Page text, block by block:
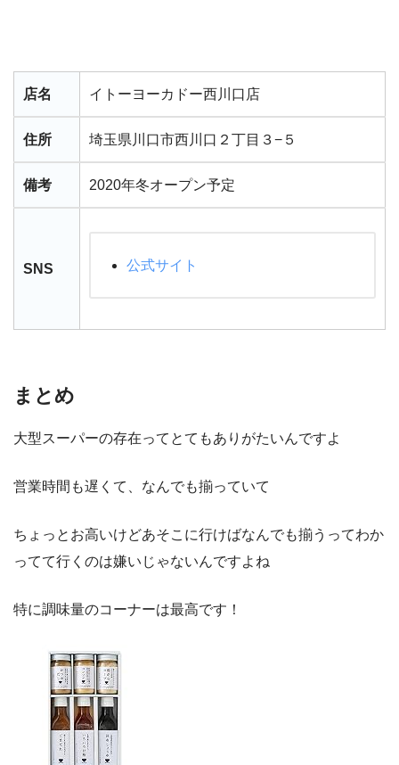
店名 イトーヨーカドー西川口店
住所 埼玉県川口市西川口２丁目３−５
備考 2020年冬オープン予定
SNS 公式サイト
まとめ
大型スーパーの存在ってとてもありがたいんですよ
営業時間も遅くて、なんでも揃っていて
ちょっとお高いけどあそこに行けばなんでも揃うってわか
ってて行くのは嫌いじゃないんですよね
特に調味量のコーナーは最高です！